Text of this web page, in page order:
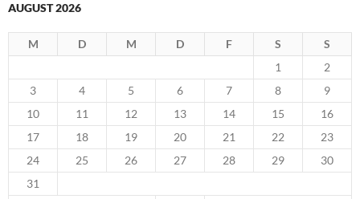
AUGUST 2026
M D M D F S S
1
2
3
4 5 6 7 8
9
10
11 12 13 14 15
16
17
18 19 20 21 22
23
24
25 26 27 28 29
30
31